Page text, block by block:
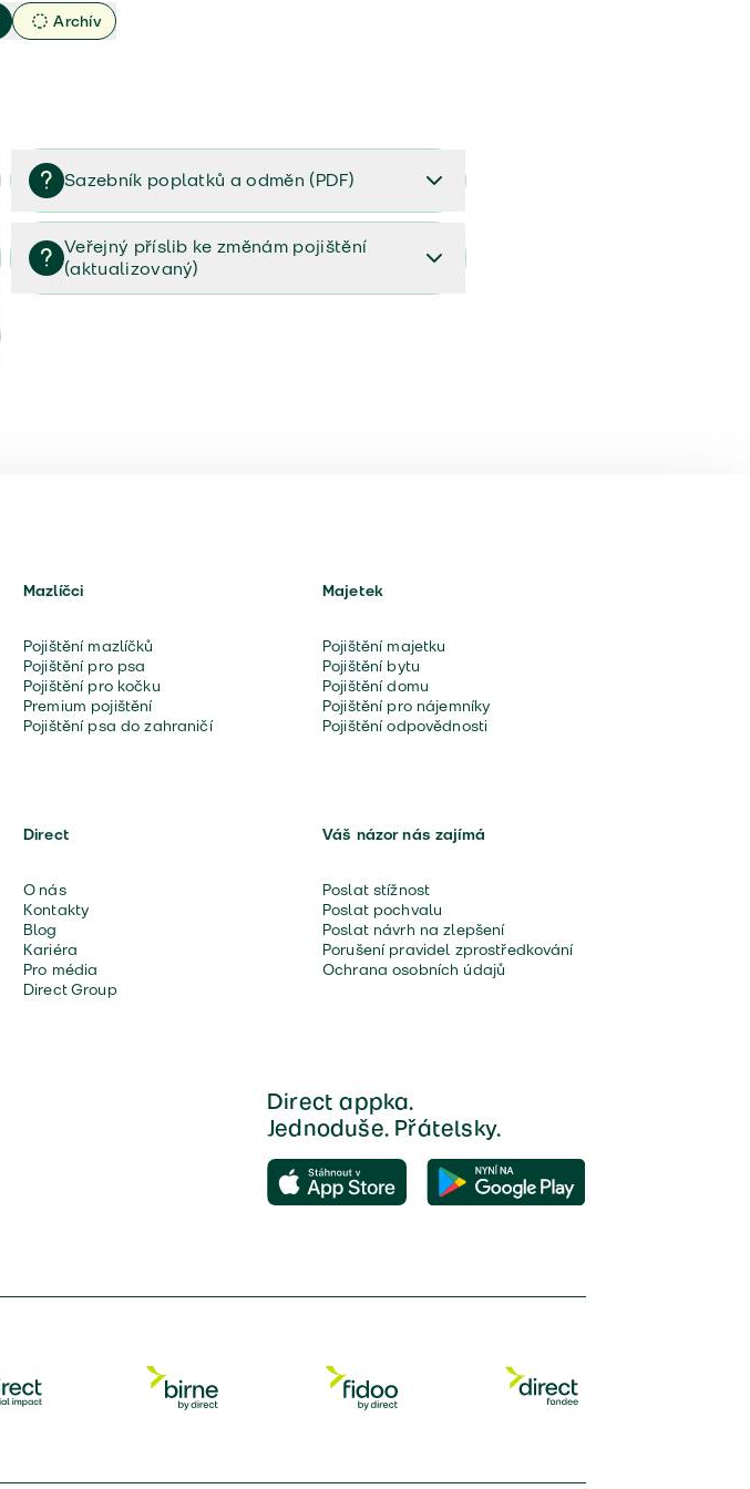
Archív
Sazebník poplatků a odměn (PDF)
Sazebník poplatků a odměn (PDF)
Veřejný příslib ke změnám pojištění
(aktualizovaný)
Mazlíčci
Pojištění mazlíčků
Pojištění pro psa
Pojištění pro kočku
Premium pojištění
Pojištění psa do zahraničí
Majetek
Pojištění majetku
Pojištění bytu
Pojištění domu
Pojištění pro nájemníky
Pojištění odpovědnosti
Direct
O nás
Kontakty
Blog
Kariéra
Pro média
Direct Group
Váš názor nás zajímá
Poslat stížnost
Poslat pochvalu
Poslat návrh na zlepšení
Porušení pravidel zprostředkování
Ochrana osobních údajů
Direct appka.
Jednoduše. Přátelsky.